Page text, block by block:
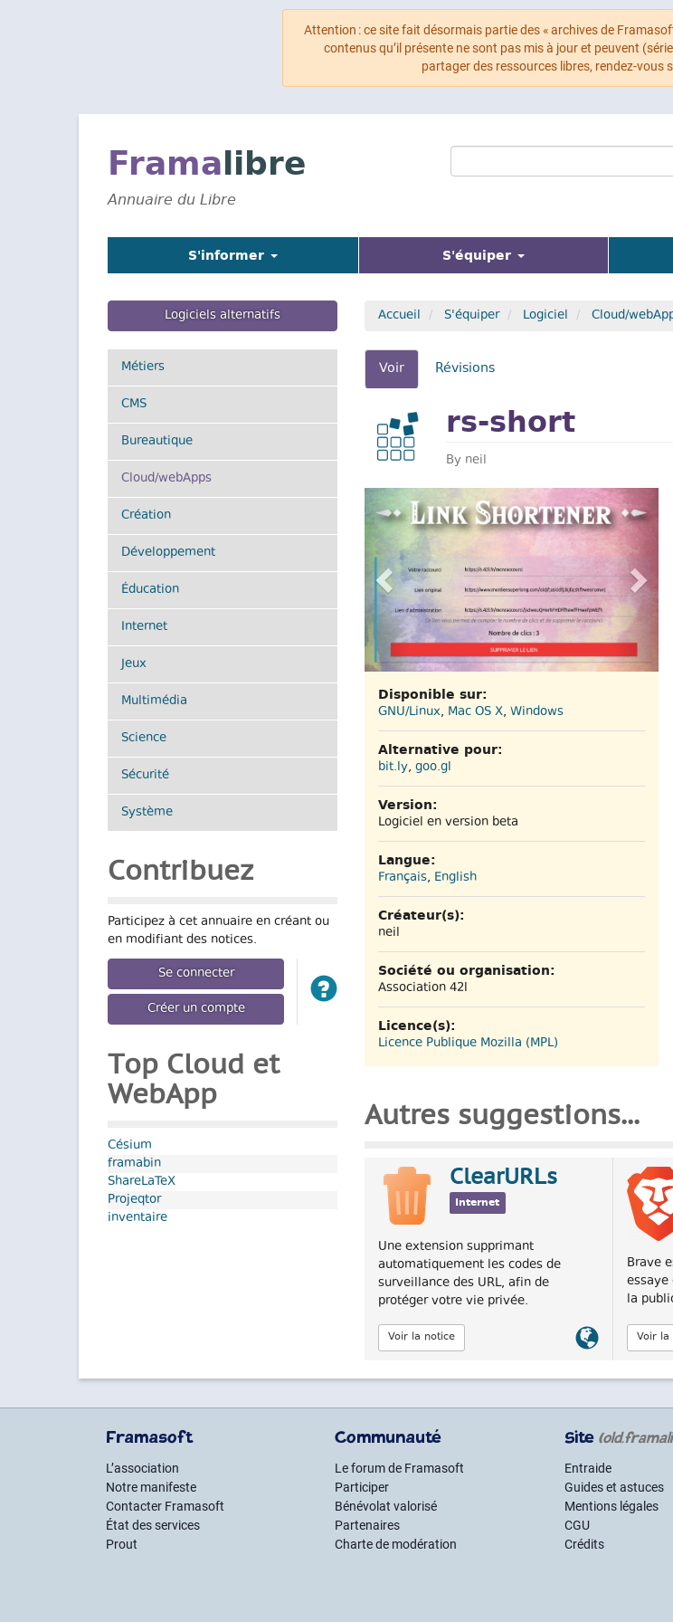
Attention : ce site fait désormais partie des « archives de
contenus qu’il présente ne sont pas mis à jour et peuvent
partager des ressources libres, rendez-vous
Framalibre
Annuaire du Libre
Search
Terms
S'informer S'équiper (actuel)
Logiciels alternatifs
Métiers
CMS
Bureautique
Cloud/webApps(actuel)
Création
Développement
Éducation
Internet
Jeux
Multimédia
Science
Sécurité
Système
Contribuez
Participez à cet annuaire en créant ou
en modifiant des notices.
Se connecter
Créer un compte
Top Cloud et
WebApp
Césium
framabin
ShareLaTeX
Projeqtor
inventaire
Accueil S'équiper Logiciel Cloud/
Onglets
principaux
Voir (onglet
actif)
Révisions
rs-short
By neil
Previous Next
Disponible sur:
GNU/Linux, Mac OS X, Windows
Alternative pour:
bit.ly, goo.gl
Version:
Logiciel en version beta
Langue:
Français, English
Créateur(s):
neil
Société ou organisation:
Association 42l
Licence(s):
Licence Publique Mozilla (MPL)
Autres suggestions...
ClearURLs
Internet
Une extension supprimant
automatiquement les codes de
surveillance des URL, afin de
protéger votre vie privée.
Voir la notice
Lien
officiel
Brave
la
Voir la
Framasoft
L’association
Notre manifeste
Contacter Framasoft
État des services
Prout
Communauté
Le forum de Framasoft
Participer
Bénévolat valorisé
Partenaires
Charte de modération
Site
Entraide
Guides et astuces
Mentions légales
CGU
Crédits